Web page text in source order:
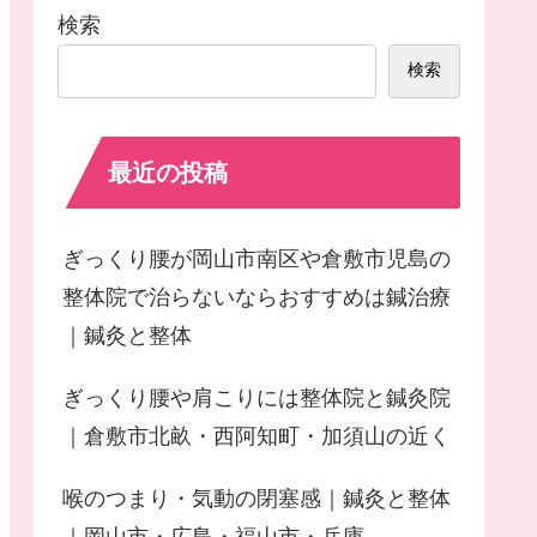
検索
検索
最近の投稿
ぎっくり腰が岡山市南区や倉敷市児島の
整体院で治らないならおすすめは鍼治療
｜鍼灸と整体
ぎっくり腰や肩こりには整体院と鍼灸院
｜倉敷市北畝・西阿知町・加須山の近く
喉のつまり・気動の閉塞感｜鍼灸と整体